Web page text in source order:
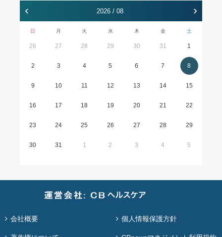
‹ 2026 / 08 ›
日 月 火 水 木 金 土
26 27 28 29 30 31 1
2 3 4 5 6 7 8
9 10 11 12 13 14 15
16 17 18 19 20 21 22
23 24 25 26 27 28 29
30 31 1 2 3 4 5
会社概要 個人情報保護方針